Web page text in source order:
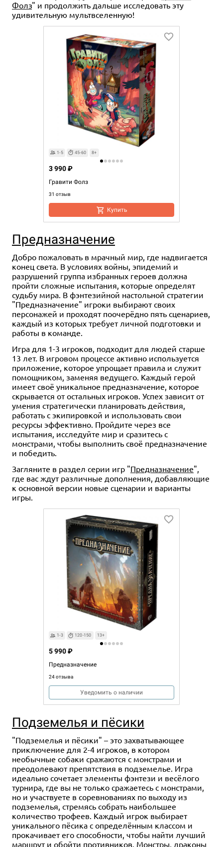
Фолз" и продолжить дальше исследовать эту
удивительную мультвселенную!
1-5 45-60 8+
Гравити Фолз
31 отзыв
3 990 ₽
Купить
Предназначение
Добро пожаловать в мрачный мир, где надвигается
конец света. В условиях войны, эпидемий и
разрушений группа избранных героев должна
пройти сложные испытания, которые определят
судьбу мира. В фэнтезийной настольной стратегии
"Предназначение" игроки выбирают своих
персонажей и проходят поочерёдно пять сценариев,
каждый из которых требует личной подготовки и
работы в команде.
Игра для 1-3 игроков, подходит для людей старше
13 лет. В игровом процессе активно используется
приложение, которое упрощает правила и служит
помощником, заменяя ведущего. Каждый герой
имеет своё уникальное предназначение, которое
скрывается от остальных игроков. Успех зависит от
умения стратегически планировать действия,
работать с экипировкой и использовать свои
ресурсы эффективно. Пройдите через все
испытания, исследуйте мир и сразитесь с
монстрами, чтобы выполнить своё предназначение
и победить.
Загляните в раздел серии игр "Предназначение",
где вас ждут различные дополнения, добавляющие
к основной версии новые сценарии и варианты
игры.
1-3 120-150 13+
Предназначение
24 отзыва
5 990 ₽
Уведомить о наличии
Подземелья и пёсики
"Подземелья и пёсики" – это захватывающее
приключение для 2-4 игроков, в котором
необычные собаки сражаются с монстрами и
преодолевают препятствия в подземелье. Игра
идеально сочетает элементы фэнтези и весёлого
турнира, где вы не только сражаетесь с монстрами,
но и участвуете в соревнованиях по выходу из
подземелья, стремясь собрать наибольшее
количество трофеев. Каждый игрок выбирает
уникального пёсика с определённым классом и
прокачивает его способности, чтобы найти лучший
маршрут и обойти противников. Монстры, драконы